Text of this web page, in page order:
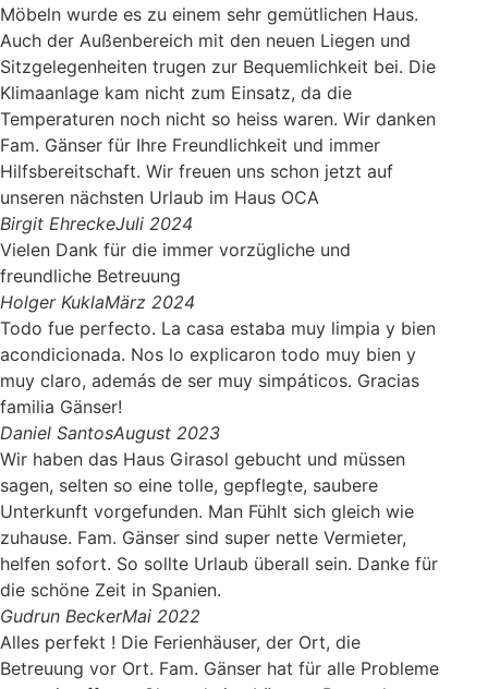
Möbeln wurde es zu einem sehr gemütlichen Haus.
Auch der Außenbereich mit den neuen Liegen und
Sitzgelegenheiten trugen zur Bequemlichkeit bei. Die
Klimaanlage kam nicht zum Einsatz, da die
Temperaturen noch nicht so heiss waren. Wir danken
Fam. Gänser für Ihre Freundlichkeit und immer
Hilfsbereitschaft. Wir freuen uns schon jetzt auf
unseren nächsten Urlaub im Haus OCA
Birgit EhreckeJuli 2024
Vielen Dank für die immer vorzügliche und
freundliche Betreuung
Holger KuklaMärz 2024
Todo fue perfecto. La casa estaba muy limpia y bien
acondicionada. Nos lo explicaron todo muy bien y
muy claro, además de ser muy simpáticos. Gracias
familia Gänser!
Daniel SantosAugust 2023
Wir haben das Haus Girasol gebucht und müssen
sagen, selten so eine tolle, gepflegte, saubere
Unterkunft vorgefunden. Man Fühlt sich gleich wie
zuhause. Fam. Gänser sind super nette Vermieter,
helfen sofort. So sollte Urlaub überall sein. Danke für
die schöne Zeit in Spanien.
Gudrun BeckerMai 2022
Alles perfekt ! Die Ferienhäuser, der Ort, die
Betreuung vor Ort. Fam. Gänser hat für alle Probleme